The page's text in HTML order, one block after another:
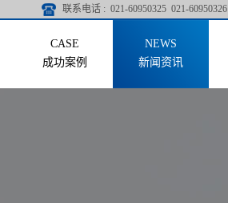
联系电话 : 021-60950325 021-60950326
成功案例 新闻资讯